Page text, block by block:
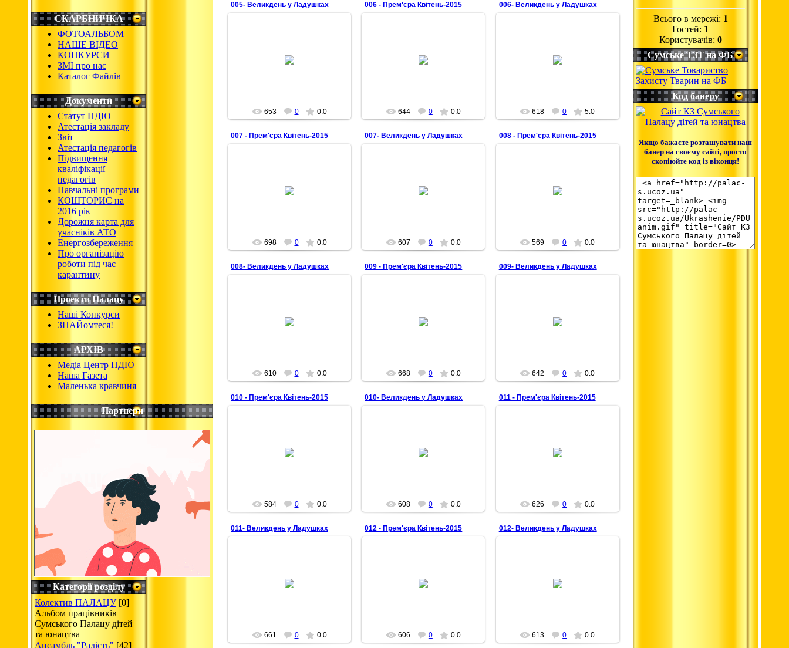
СКАРБНИЧКА
ФОТОАЛЬБОМ
НАШЕ ВІДЕО
КОНКУРСИ
ЗМІ про нас
Каталог Файлів
Документи
Статут ПДЮ
Атестація закладу
Звіт
Атестація педагогів
Підвищення
кваліфікації
педагогів
Навчальні програми
КОШТОРИС на
2016 рік
Дорожня карта для
учасніків АТО
Енергозбереження
Про організацію
роботи під час
карантину
Проекти Палацу
Наші Конкурси
ЗНАЙомтеся!
АРХІВ
Медіа Центр ПДЮ
Наша Газета
Маленька кравчиня
Партнери
Категорії розділу
Колектив ПАЛАЦУ [0]
Альбом працівників
Сумського Палацу дітей
та юнацтва
Ансамбль "Радість" [42]
005- Великдень у Ладушках
653 0 0.0
006 - Прем'єра Квітень-2015
644 0 0.0
006- Великдень у Ладушках
618 0 5.0
007 - Прем'єра Квітень-2015
698 0 0.0
007- Великдень у Ладушках
607 0 0.0
008 - Прем'єра Квітень-2015
569 0 0.0
008- Великдень у Ладушках
610 0 0.0
009 - Прем'єра Квітень-2015
668 0 0.0
009- Великдень у Ладушках
642 0 0.0
010 - Прем'єра Квітень-2015
584 0 0.0
010- Великдень у Ладушках
608 0 0.0
011 - Прем'єра Квітень-2015
626 0 0.0
011- Великдень у Ладушках
661 0 0.0
012 - Прем'єра Квітень-2015
606 0 0.0
012- Великдень у Ладушках
613 0 0.0
Всього в мережі: 1
Гостей: 1
Користувачів: 0
Сумське ТЗТ на ФБ
Код банеру
Якщо бажаєте розташувати наш
банер на своєму сайті, просто
скопіюйте код із віконця!